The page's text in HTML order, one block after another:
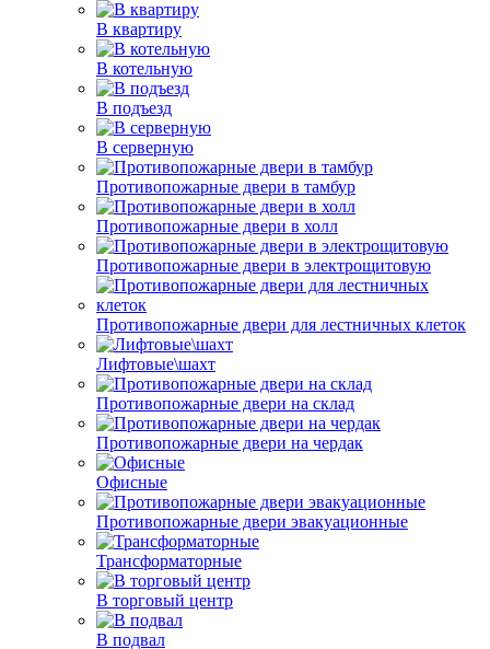
В квартиру
В котельную
В подъезд
В серверную
Противопожарные двери в тамбур
Противопожарные двери в холл
Противопожарные двери в электрощитовую
Противопожарные двери для лестничных клеток
Лифтовые\шахт
Противопожарные двери на склад
Противопожарные двери на чердак
Офисные
Противопожарные двери эвакуационные
Трансформаторные
В торговый центр
В подвал